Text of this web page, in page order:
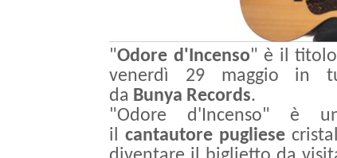
"Odore d'Incenso" è il
venerdì 29 maggio in
da Bunya Records.
"Odore d'Incenso" è
il cantautore pugliese